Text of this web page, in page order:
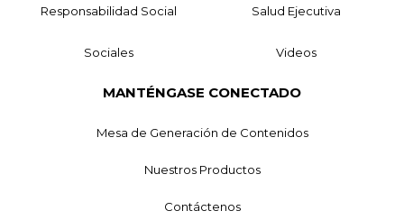
Responsabilidad Social Salud Ejecutiva
Sociales Videos
MANTÉNGASE CONECTADO
Mesa de Generación de Contenidos
Nuestros Productos
Contáctenos